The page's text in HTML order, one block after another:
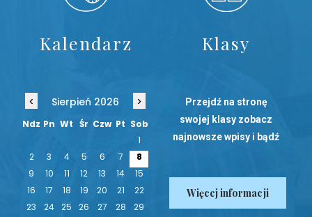
Kalendarz
‹ Sierpień 2026 ›
Ndz Pn Wt Śr Czw Pt Sob
1
2
3 4 5 6 7
8
9
10 11 12 13 14
15
16
17 18 19 20 21
22
23
24 25 26 27 28
29
Klasy
Przejdź na stronę
swojej klasy zobacz
najnowsze wpisy i bądź
Więcej informacji